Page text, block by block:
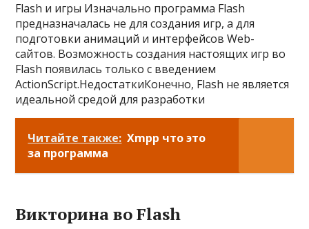
Flash и игры Изначально программа Flash
предназначалась не для создания игр, а для
подготовки анимаций и интерфейсов Web-
сайтов. Возможность создания настоящих игр во
Flash появилась только с введением
ActionScript.НедостаткиКонечно, Flash не является
идеальной средой для разработки
Читайте также: Xmpp что это
за программа
Викторина во Flash